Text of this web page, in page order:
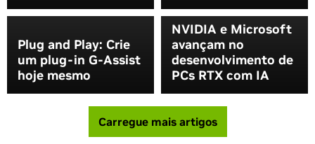
Plug and Play: Crie
um plug-in G-Assist
hoje mesmo
NVIDIA e Microsoft
avançam no
desenvolvimento de
PCs RTX com IA
Carregue mais artigos